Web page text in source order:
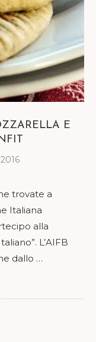
E
trovate a
Italiana
alla
L’AIFB
dallo …